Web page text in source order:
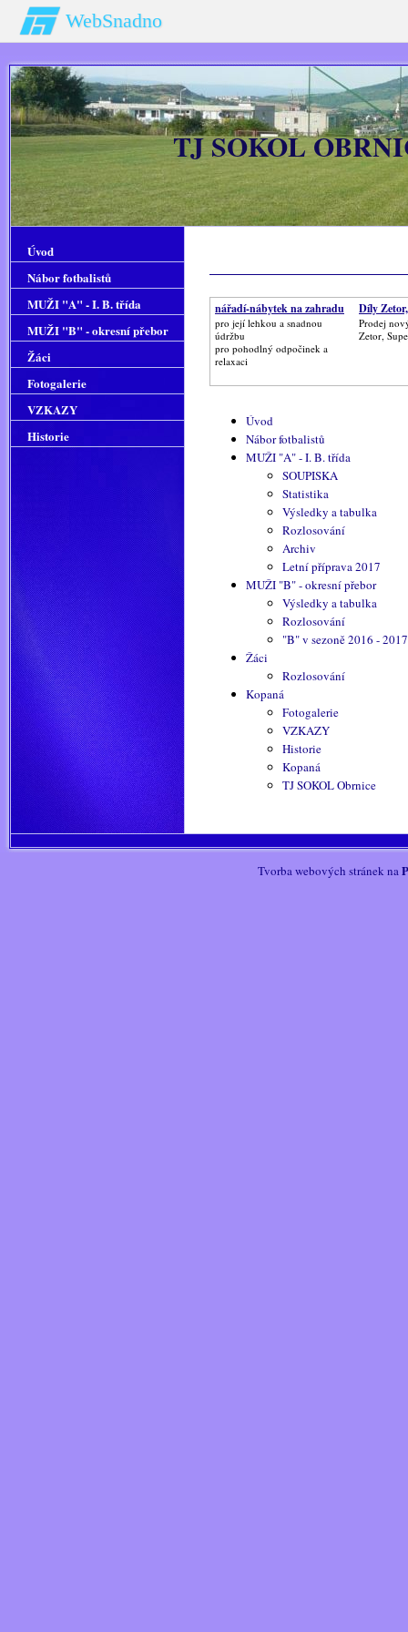
WebSnadno
TJ SOKOL
nářadí-nábytek na zahradu
pro její lehkou a snadnou
údržbu
pro pohodlný odpočinek a
relaxaci
Díly
Prodej
Zetor,
Úvod
Nábor fotbalistů
MUŽI "A" - I. B. třída
SOUPISKA
Statistika
Výsledky a tabulka
Rozlosování
Archiv
Letní příprava 2017
MUŽI "B" - okresní přebor
Výsledky a tabulka
Rozlosování
"B" v sezoně 2016 - 2017
Žáci
Rozlosování
Kopaná
Fotogalerie
VZKAZY
Historie
Kopaná
TJ SOKOL Obrnice
Úvod
Nábor fotbalistů
MUŽI "A" - I. B. třída
MUŽI "B" - okresní přebor
Žáci
Fotogalerie
VZKAZY
Historie
Tvorba webových stránek na